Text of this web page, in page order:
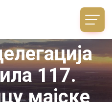
117.
мајске